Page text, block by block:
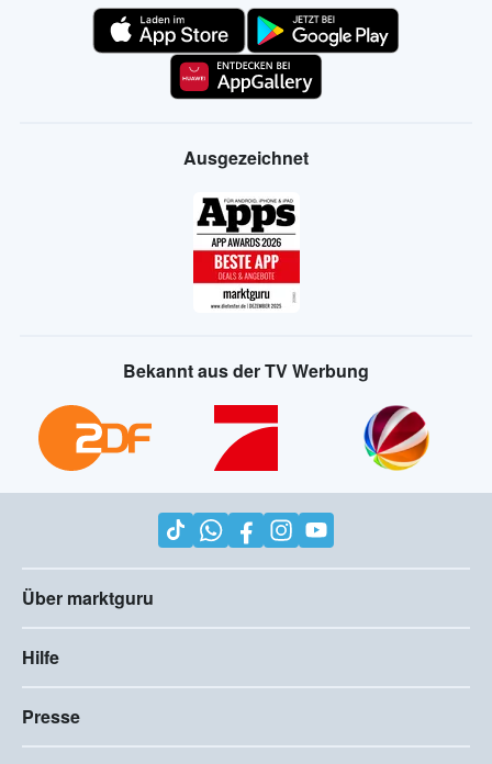
Ausgezeichnet
Bekannt aus der TV Werbung
Über marktguru
Hilfe
Presse